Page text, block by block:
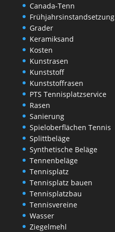
Canada-Tenn
Frühjahrsinstandsetzung
Grader
Keramiksand
Kosten
Kunstrasen
Kunststoff
Kunststoffrasen
PTS Tennisplatzservice
Rasen
Sanierung
Spieloberflächen Tennis
Splittbeläge
Synthetische Beläge
Tennenbeläge
Tennisplatz
Tennisplatz bauen
Tennisplatzbau
Tennisvereine
Wasser
Ziegelmehl